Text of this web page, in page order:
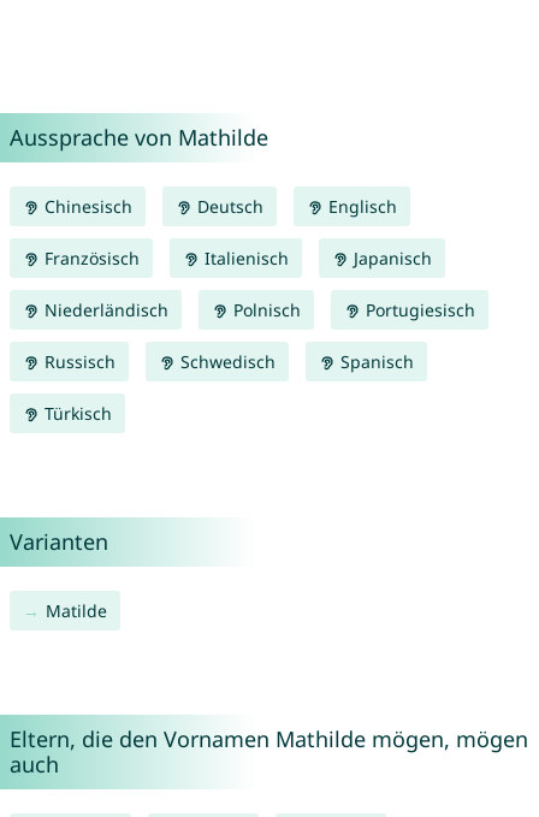
Aussprache von Mathilde
Chinesisch Deutsch Englisch
Französisch Italienisch Japanisch
Niederländisch Polnisch Portugiesisch
Russisch Schwedisch Spanisch
Türkisch
Varianten
Matilde
Eltern, die den Vornamen Mathilde mögen, mögen
auch